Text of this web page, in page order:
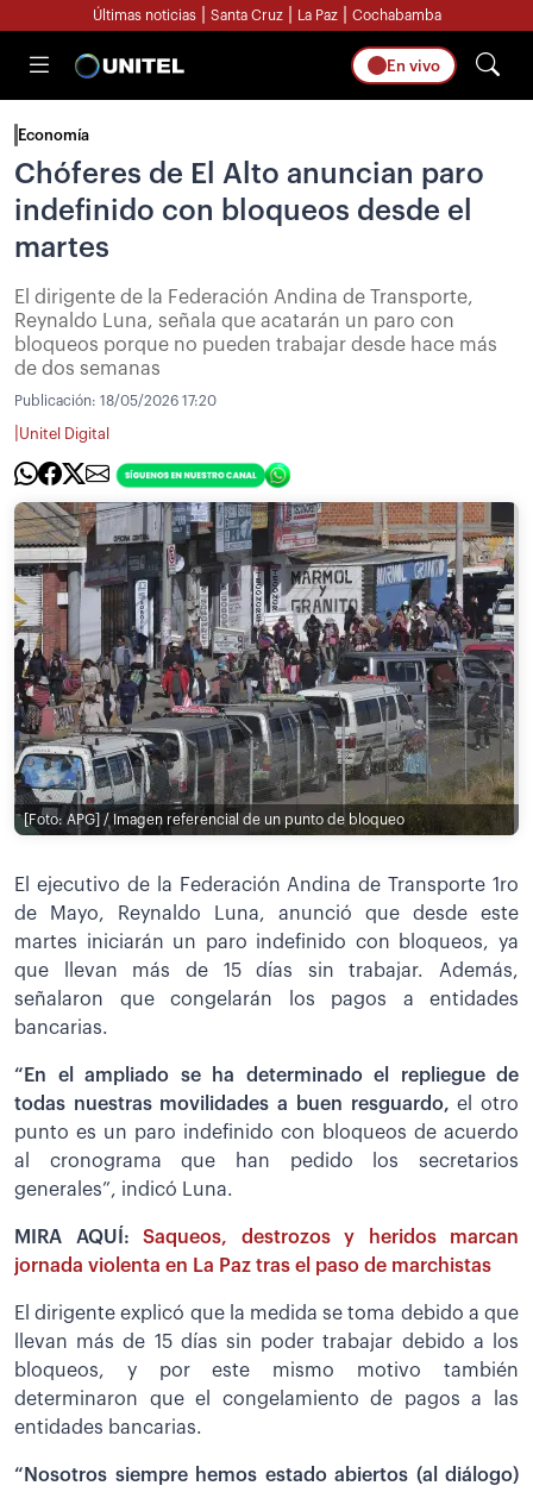
Últimas noticias Santa Cruz La Paz Cochabamba
En vivo
Economía
Chóferes de El Alto anuncian paro
indefinido con bloqueos desde el
martes
El dirigente de la Federación Andina de Transporte,
Reynaldo Luna, señala que acatarán un paro con
bloqueos porque no pueden trabajar desde hace más
de dos semanas
Publicación: 18/05/2026 17:20
Unitel Digital
[Foto: APG] / Imagen referencial de un punto de bloqueo
El ejecutivo de la Federación Andina de Transporte 1ro
de Mayo, Reynaldo Luna, anunció que desde este
martes iniciarán un paro indefinido con bloqueos, ya
que llevan más de 15 días sin trabajar. Además,
señalaron que congelarán los pagos a entidades
bancarias.
“En el ampliado se ha determinado el repliegue de
todas nuestras movilidades a buen resguardo,el otro
punto es un paro indefinido con bloqueos de acuerdo
al cronograma que han pedido los secretarios
generales”, indicó Luna.
MIRA AQUÍ: Saqueos, destrozos y heridos marcan
jornada violenta en La Paz tras el paso de marchistas
El dirigente explicó que la medida se toma debido a que
llevan más de 15 días sin poder trabajar debido a los
bloqueos, y por este mismo motivo también
determinaron que el congelamiento de pagos a las
entidades bancarias.
“Nosotros siempre hemos estado abiertos (al diálogo)